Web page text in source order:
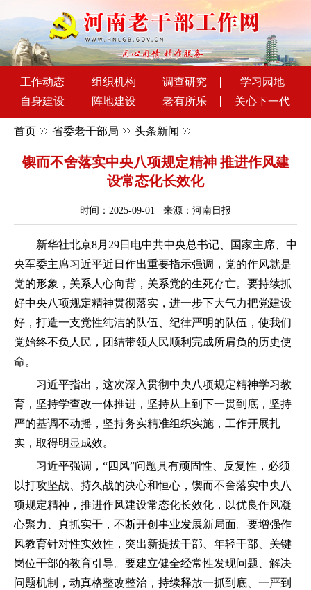
工作动态 组织机构 调查研究
学习园地
自身建设
阵地建设 老有所乐 关心下一代
首页 省委老干部局 头条新闻
锲而不舍落实中央八项规定精神 推进作风建
设常态化长效化
时间：2025-09-01 来源：河南日报
新华社北京8月29日电中共中央总书记、国家主席、中
央军委主席习近平近日作出重要指示强调，党的作风就是
党的形象，关系人心向背，关系党的生死存亡。要持续抓
好中央八项规定精神贯彻落实，进一步下大气力把党建设
好，打造一支党性纯洁的队伍、纪律严明的队伍，使我们
党始终不负人民，团结带领人民顺利完成所肩负的历史使
命。
习近平指出，这次深入贯彻中央八项规定精神学习教
育，坚持学查改一体推进，坚持从上到下一贯到底，坚持
严的基调不动摇，坚持务实精准组织实施，工作开展扎
实，取得明显成效。
习近平强调，“四风”问题具有顽固性、反复性，必须
以打攻坚战、持久战的决心和恒心，锲而不舍落实中央八
项规定精神，推进作风建设常态化长效化，以优良作风凝
心聚力、真抓实干，不断开创事业发展新局面。要增强作
风教育针对性实效性，突出新提拔干部、年轻干部、关键
岗位干部的教育引导。要建立健全经常性发现问题、解决
问题机制，动真格整改整治，持续释放一抓到底、一严到